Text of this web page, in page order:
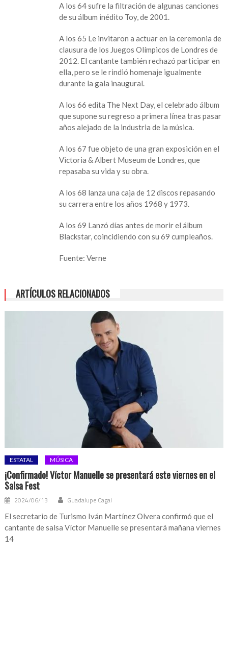
A los 64 sufre la filtración de algunas canciones
de su álbum inédito Toy, de 2001.
A los 65 Le invitaron a actuar en la ceremonia de
clausura de los Juegos Olímpicos de Londres de
2012. El cantante también rechazó participar en
ella, pero se le rindió homenaje igualmente
durante la gala inaugural.
A los 66 edita The Next Day, el celebrado álbum
que supone su regreso a primera línea tras pasar
años alejado de la industria de la música.
A los 67 fue objeto de una gran exposición en el
Victoria & Albert Museum de Londres, que
repasaba su vida y su obra.
A los 68 lanza una caja de 12 discos repasando
su carrera entre los años 1968 y 1973.
A los 69 Lanzó días antes de morir el álbum
Blackstar, coincidiendo con su 69 cumpleaños.
Fuente: Verne
ARTÍCULOS RELACIONADOS
ESTATAL MÚSICA
¡Confirmado! Víctor Manuelle se presentará este viernes en el
Salsa Fest
2024/06/13 Guadalupe Cagal
El secretario de Turismo Iván Martínez Olvera confirmó que el
cantante de salsa Víctor Manuelle se presentará mañana viernes
14